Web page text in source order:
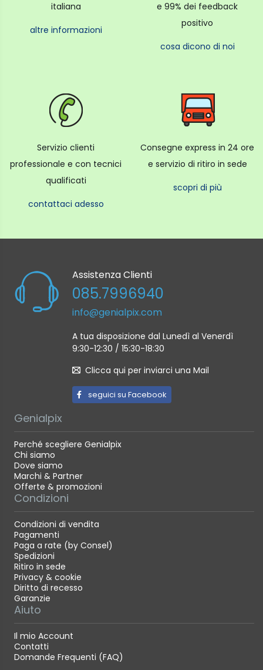
italiana
altre informazioni
e 99% dei feedback
positivo
cosa dicono di noi
Servizio clienti
professionale e con tecnici
qualificati
contattaci adesso
Consegne express in 24 ore
e servizio di ritiro in sede
scopri di più
Assistenza Clienti
085.7996940
info@genialpix.com
A tua disposizione dal Lunedì al Venerdì
9:30-12:30 / 15:30-18:30
Clicca qui per inviarci una Mail
seguici su Facebook
Genialpix
Perché scegliere Genialpix
Chi siamo
Dove siamo
Marchi & Partner
Offerte & promozioni
Condizioni
Condizioni di vendita
Pagamenti
Paga a rate (by Consel)
Spedizioni
Ritiro in sede
Privacy & cookie
Diritto di recesso
Garanzie
Aiuto
Il mio Account
Contatti
Domande Frequenti (FAQ)